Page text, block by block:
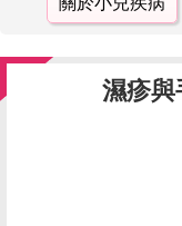
濕疹與